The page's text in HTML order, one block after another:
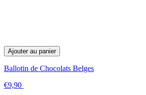
Ajouter au panier
Ballotin de Chocolats Belges
€9,90